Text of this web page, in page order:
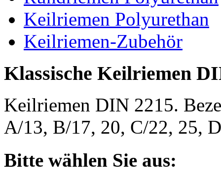
Keilriemen Polyurethan
Keilriemen-Zubehör
Klassische Keilriemen
Keilriemen DIN 2215.
A/13, B/17, 20, C/22, 25,
Bitte wählen Sie aus: